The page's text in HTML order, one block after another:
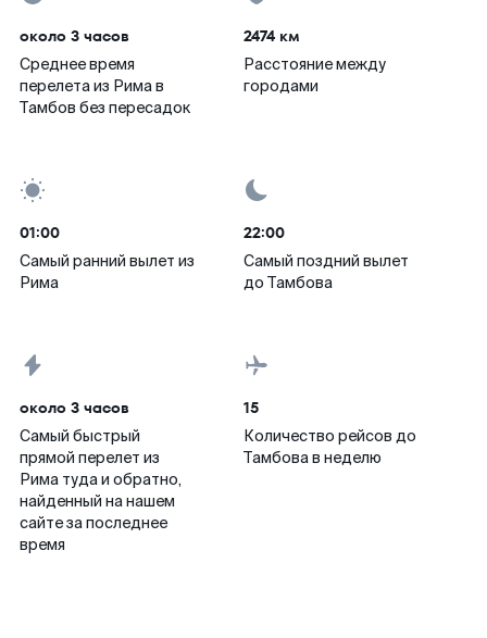
около 3 часов
Среднее время
перелета из Рима в
Тамбов без пересадок
2474 км
Расстояние между
городами
01:00
Самый ранний вылет из
Рима
22:00
Самый поздний вылет
до Тамбова
около 3 часов
Самый быстрый
прямой перелет из
Рима туда и обратно,
найденный на нашем
сайте за последнее
время
15
Количество рейсов до
Тамбова в неделю